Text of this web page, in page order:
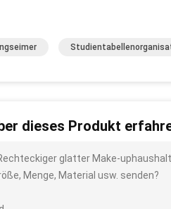
dieses Produkt
glatter Make-
Menge, Material usw. senden?